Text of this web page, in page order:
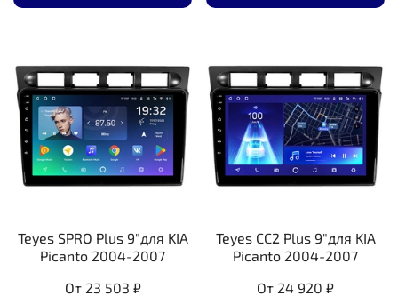
Teyes SPRO Plus 9"для KIA
Picanto 2004-2007
От 23 503 ₽
Teyes CC2 Plus 9"для KIA
Picanto 2004-2007
От 24 920 ₽